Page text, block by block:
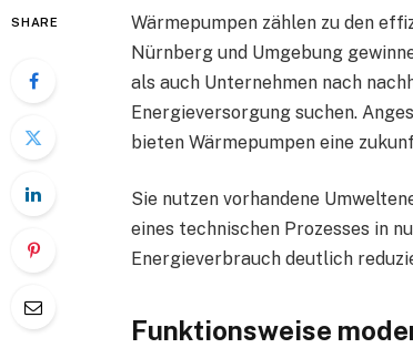
SHARE
Wärmepumpen zählen zu den
Nürnberg und Umgebung
als auch Unternehmen nach
Energieversorgung suchen.
bieten Wärmepumpen eine
Sie nutzen vorhandene
eines technischen Prozesses in
Energieverbrauch deutlich
Funktionsweise